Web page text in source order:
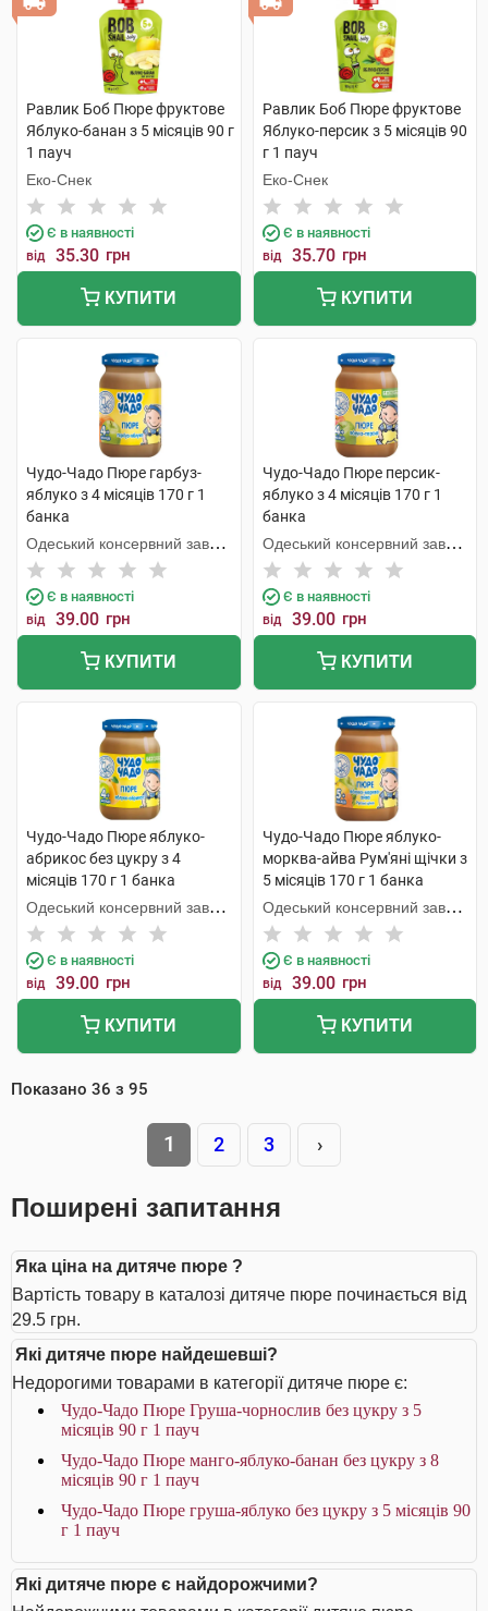
Равлик Боб Пюре фруктове
Яблуко-банан з 5 місяців 90 г
1 пауч
Еко-Снек
Є в наявності
від 35.30 грн
КУПИТИ
Равлик Боб Пюре фруктове
Яблуко-персик з 5 місяців 90
г 1 пауч
Еко-Снек
Є в наявності
від 35.70 грн
КУПИТИ
Чудо-Чадо Пюре гарбуз-
яблуко з 4 місяців 170 г 1
банка
Одеський консервний завод
дитячого харчування
Є в наявності
від 39.00 грн
КУПИТИ
Чудо-Чадо Пюре персик-
яблуко з 4 місяців 170 г 1
банка
Одеський консервний завод
дитячого харчування
Є в наявності
від 39.00 грн
КУПИТИ
Чудо-Чадо Пюре яблуко-
абрикос без цукру з 4
місяців 170 г 1 банка
Одеський консервний завод
дитячого харчування
Є в наявності
від 39.00 грн
КУПИТИ
Чудо-Чадо Пюре яблуко-
морква-айва Рум'яні щічки з
5 місяців 170 г 1 банка
Одеський консервний завод
дитячого харчування
Є в наявності
від 39.00 грн
КУПИТИ
Показано 36 з 95
1 2 3 ›
Поширені запитання
Яка ціна на дитяче пюре ?
Вартість товару в каталозі дитяче пюре починається від
29.5 грн.
Які дитяче пюре найдешевші?
Недорогими товарами в категорії дитяче пюре є:
Чудо-Чадо Пюре Груша-чорнослив без цукру з 5
місяців 90 г 1 пауч
Чудо-Чадо Пюре манго-яблуко-банан без цукру з 8
місяців 90 г 1 пауч
Чудо-Чадо Пюре груша-яблуко без цукру з 5 місяців 90
г 1 пауч
Які дитяче пюре є найдорожчими?